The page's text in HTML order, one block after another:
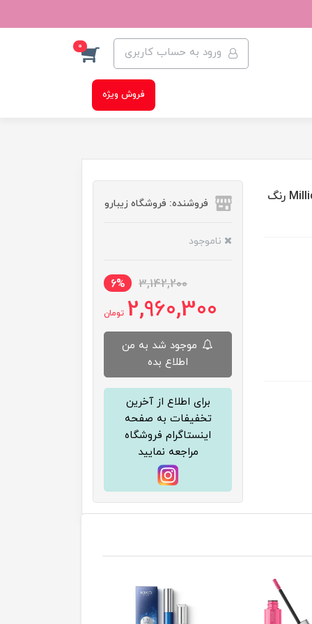
ورود به حساب کاربری 0
فروش ویژه
ریمل حجم دهنده و بلند کننده مژه لورال مدل Million Lashes رنگ
فروشنده: فروشگاه زیبارو
ناموجود
3,142,200
6%
2,960,300 تومان
موجود شد به من
اطلاع بده
برای اطلاع از آخرین
تخفیفات به صفحه
اینستاگرام فروشگاه
مراجعه نمایید